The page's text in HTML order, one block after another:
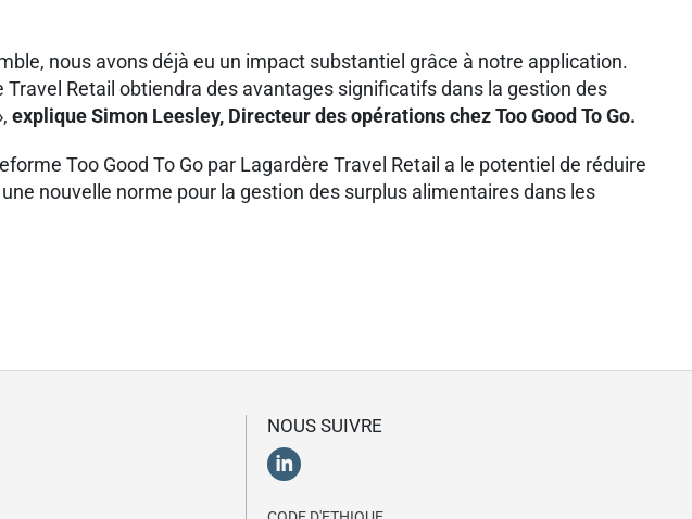
nous avons déjà eu un impact substantiel grâce à notre application.
Retail obtiendra des avantages significatifs dans la gestion des
explique Simon Leesley, Directeur des opérations chez Too Good To Go.
Too Good To Go par Lagardère Travel Retail a le potentiel de réduire
nouvelle norme pour la gestion des surplus alimentaires dans les
NOUS SUIVRE